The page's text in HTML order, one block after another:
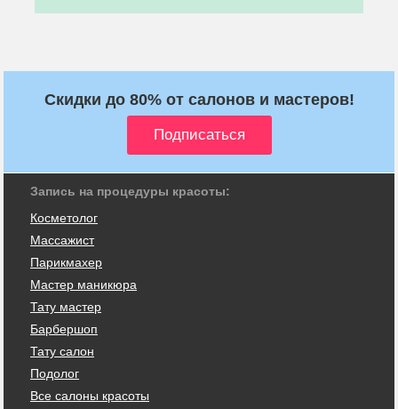
Скидки до 80% от салонов и мастеров!
Запись на процедуры красоты:
Косметолог
Массажист
Парикмахер
Мастер маникюра
Тату мастер
Барбершоп
Тату салон
Подолог
Все салоны красоты